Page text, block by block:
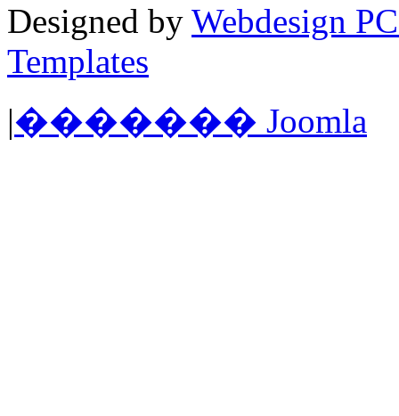
Designed by Webdesign
Templates
|������� Joomla